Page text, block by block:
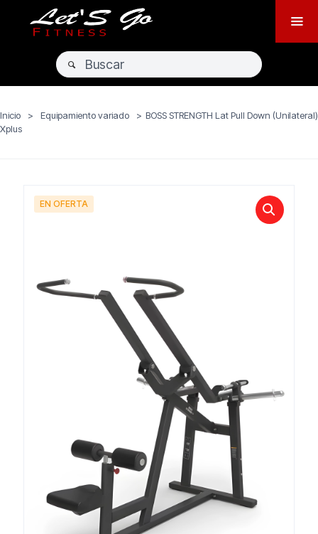
Inicio > Equipamiento variado > BOSS STRENGTH Lat Pull Down (Unilateral)
Xplus
EN OFERTA